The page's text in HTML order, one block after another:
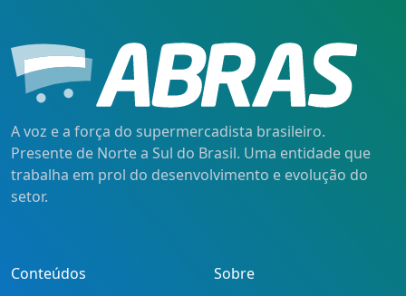
A voz e a força do supermercadista brasileiro.
Presente de Norte a Sul do Brasil. Uma entidade que
trabalha em prol do desenvolvimento e evolução do
setor.
Conteúdos
Sobre